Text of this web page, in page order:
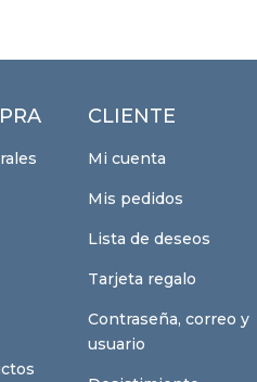
CLIENTE
Mi cuenta
Mis pedidos
Lista de deseos
Tarjeta regalo
Contraseña, correo y
usuario